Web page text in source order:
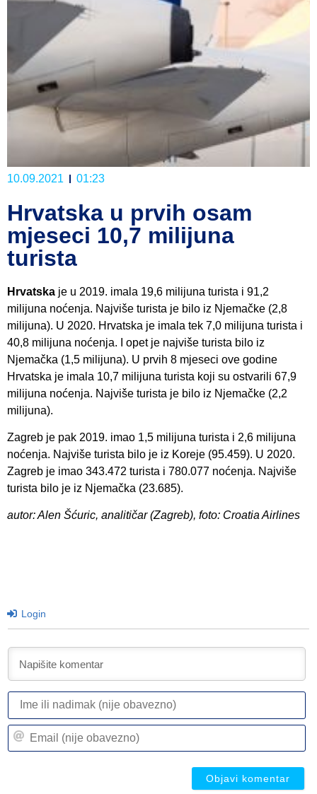
10.09.2021 01:23
Hrvatska u prvih osam
mjeseci 10,7 milijuna
turista
Hrvatska je u 2019. imala 19,6 milijuna turista i 91,2
milijuna noćenja. Najviše turista je bilo iz Njemačke (2,8
milijuna). U 2020. Hrvatska je imala tek 7,0 milijuna turista i
40,8 milijuna noćenja. I opet je najviše turista bilo iz
Njemačka (1,5 milijuna). U prvih 8 mjeseci ove godine
Hrvatska je imala 10,7 milijuna turista koji su ostvarili 67,9
milijuna noćenja. Najviše turista je bilo iz Njemačke (2,2
milijuna).
Zagreb je pak 2019. imao 1,5 milijuna turista i 2,6 milijuna
noćenja. Najviše turista bilo je iz Koreje (95.459). U 2020.
Zagreb je imao 343.472 turista i 780.077 noćenja. Najviše
turista bilo je iz Njemačka (23.685).
autor: Alen Šćuric, analitičar (Zagreb), foto: Croatia Airlines
Login